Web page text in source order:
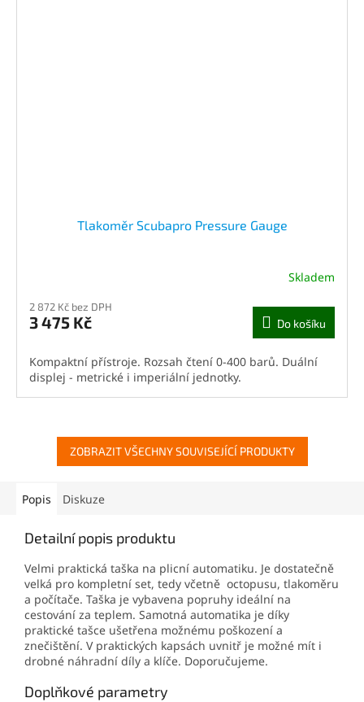
Tlakoměr Scubapro Pressure Gauge
Skladem
2 872 Kč bez DPH
3 475 Kč Do košíku
Kompaktní přístroje. Rozsah čtení 0-400 barů. Duální
displej - metrické i imperiální jednotky.
ZOBRAZIT VŠECHNY SOUVISEJÍCÍ PRODUKTY
Popis Diskuze
Detailní popis produktu
Velmi praktická taška na plicní automatiku. Je dostatečně
velká pro kompletní set, tedy včetně octopusu, tlakoměru
a počítače. Taška je vybavena popruhy ideální na
cestování za teplem. Samotná automatika je díky
praktické tašce ušetřena možnému poškození a
znečištění. V praktických kapsách uvnitř je možné mít i
drobné náhradní díly a klíče. Doporučujeme.
Doplňkové parametry